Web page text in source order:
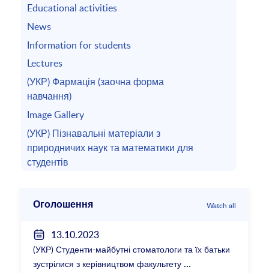
Educational activities
News
Information for students
Lectures
(УКР) Фармація (заочна форма
навчання)
Image Gallery
(УКР) Пізнавальні матеріали з
природничих наук та математики для
студентів
Оголошення Watch all
13.10.2023
(УКР) Студенти-майбутні стоматологи та їх батьки
зустрілися з керівництвом факультету